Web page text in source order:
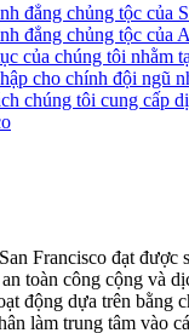
đẳng chủng tộc của
đẳng chủng tộc của
của chúng tôi nhằm
cho chính đội ngũ
chúng tôi cung cấp
Francisco đạt được
toàn công cộng và
động dựa trên bằng
làm trung tâm vào